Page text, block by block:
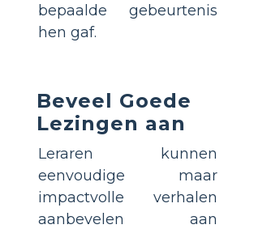
bepaalde gebeurtenis
hen gaf.
Beveel Goede
Lezingen aan
Leraren kunnen
eenvoudige maar
impactvolle verhalen
aanbevelen aan